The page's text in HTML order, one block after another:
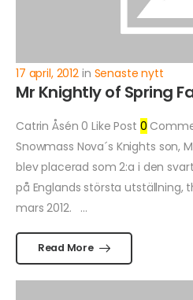
17 april, 2012 in Senaste nytt
Mr Knightly of Spring
Catrin Åsén 0 Like Post 0
Snowmass Nova´s Knights son,
blev placerad som 2:a i den
på Englands största utställning,
mars 2012. ...
Read More